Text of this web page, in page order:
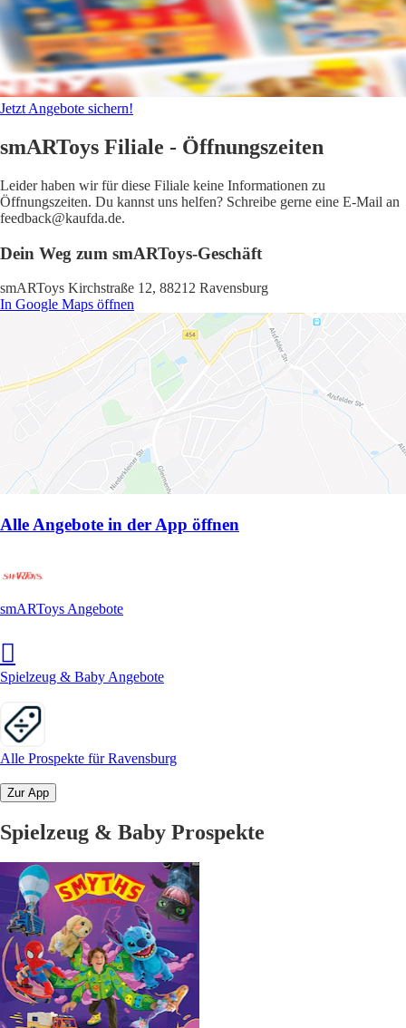
Jetzt Angebote sichern!
smARToys Filiale - Öffnungszeiten
Leider haben wir für diese Filiale keine Informationen zu
Öffnungszeiten. Du kannst uns helfen? Schreibe gerne eine E-Mail an
feedback@kaufda.de.
Dein Weg zum smARToys-Geschäft
smARToys Kirchstraße 12, 88212 Ravensburg
In Google Maps öffnen
Alle Angebote in der App öffnen
smARToys Angebote
Spielzeug & Baby Angebote
Alle Prospekte für Ravensburg
Zur App
Spielzeug & Baby Prospekte